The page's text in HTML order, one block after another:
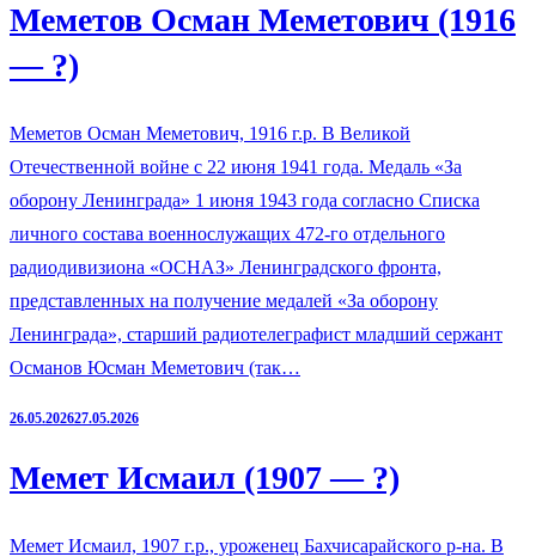
Меметов Осман Меметович (1916
— ?)
Меметов Осман Меметович, 1916 г.р. В Великой
Отечественной войне с 22 июня 1941 года. Медаль «За
оборону Ленинграда» 1 июня 1943 года согласно Списка
личного состава военнослужащих 472-го отдельного
радиодивизиона «ОСНАЗ» Ленинградского фронта,
представленных на получение медалей «За оборону
Ленинграда», старший радиотелеграфист младший сержант
Османов Юсман Меметович (так…
26.05.202627.05.2026
Мемет Исмаил (1907 — ?)
Мемет Исмаил, 1907 г.р., уроженец Бахчисарайского р-на. В